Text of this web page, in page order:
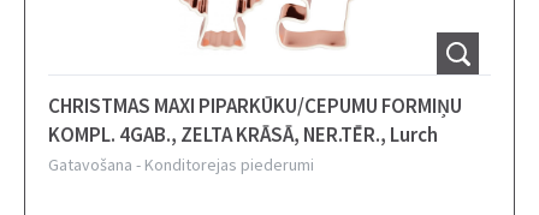
CHRISTMAS MAXI PIPARKŪKU/CEPUMU FORMIŅU
KOMPL. 4GAB., ZELTA KRĀSĀ, NER.TĒR., Lurch
Gatavošana - Konditorejas piederumi